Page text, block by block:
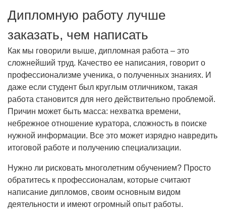
Дипломную работу лучше
заказать, чем написать
Как мы говорили выше, дипломная работа – это
сложнейший труд. Качество ее написания, говорит о
профессионализме ученика, о полученных знаниях. И
даже если студент был круглым отличником, такая
работа становится для него действительно проблемой.
Причин может быть масса: нехватка времени,
небрежное отношение куратора, сложность в поиске
нужной информации. Все это может изрядно навредить
итоговой работе и получению специализации.
Нужно ли рисковать многолетним обучением? Просто
обратитесь к профессионалам, которые считают
написание дипломов, своим основным видом
деятельности и имеют огромный опыт работы.